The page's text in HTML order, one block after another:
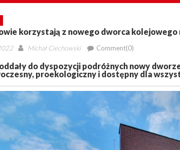
korzystają z nowego dworca kolejowego
Author
Michał Ciechowski Comment(0)
oddały do dyspozycji podróżnych nowy
proekologiczny i dostępny dla